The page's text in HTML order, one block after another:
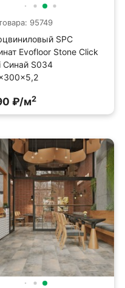
95749
SPC
Evofloor Stone Click
Синай S034
₽/м2